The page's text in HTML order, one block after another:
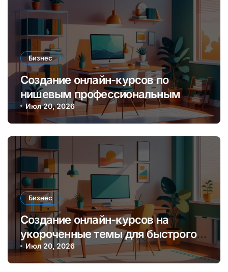
Бизнес
Создание онлайн-курсов по
нишевым профессиональным
навыкам для монетизации
экспертизы
Июл 20, 2026
Бизнес
Создание онлайн-курсов на
укороченные темы для быстрого
заработка и обучения аудитории
Июл 20, 2026